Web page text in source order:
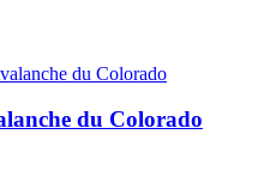
du Colorado